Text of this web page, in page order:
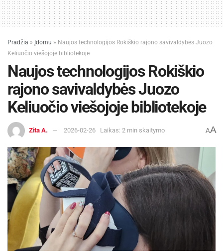
Pradžia » Įdomu » Naujos technologijos Rokiškio rajono savivaldybės Juozo
Keliuočio viešojoje bibliotekoje
Naujos technologijos Rokiškio
rajono savivaldybės Juozo
Keliuočio viešojoje bibliotekoje
Zita A. 2026-02-26 Laikas: 2 min skaitymo AA